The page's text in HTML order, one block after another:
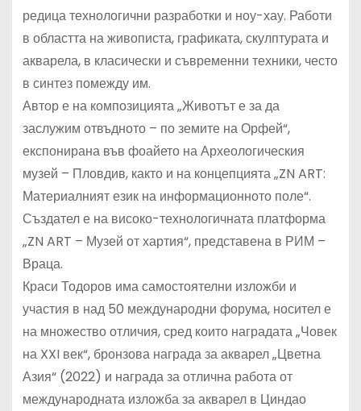
редица технологични разработки и ноу-хау. Работи
в областта на живописта, графиката, скулптурата и
акварела, в класически и съвременни техники, често
в синтез помежду им.
Автор е на композицията „Животът е за да
заслужим отвъдното – по земите на Орфей“,
експонирана във фоайето на Археологическия
музей – Пловдив, както и на концепцията „ZN ART:
Материалният език на информационното поле“.
Създател е на високо-технологичната платформа
„ZN ART – Музей от хартия“, представена в РИМ –
Враца.
Краси Тодоров има самостоятелни изложби и
участия в над 50 международни форума, носител е
на множество отличия, сред които наградата „Човек
на XXI век“, бронзова награда за акварел „Цветна
Азия“ (2022) и награда за отлична работа от
международната изложба за акварел в Циндао